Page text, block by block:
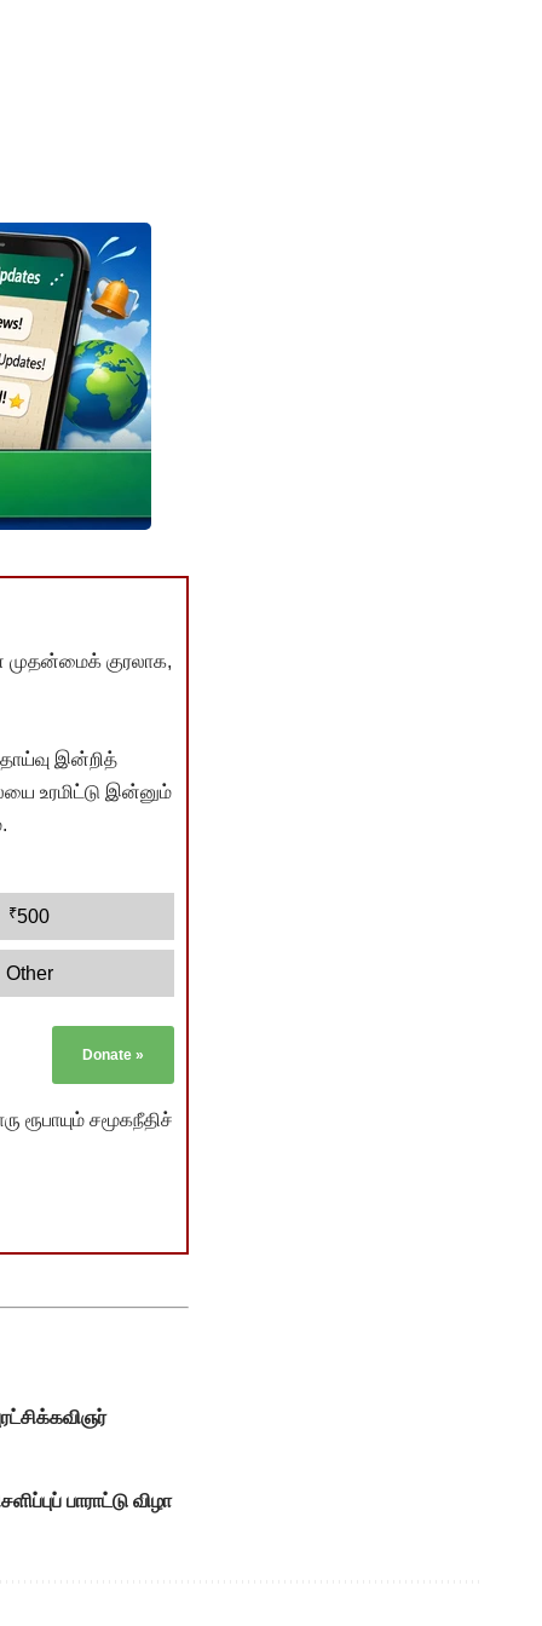
முதன்மைக் குரலாக,
இன்றித்
உரமிட்டு இன்னும்
₹500
Other
Donate »
சமூகநீதிச்
பாராட்டு விழா